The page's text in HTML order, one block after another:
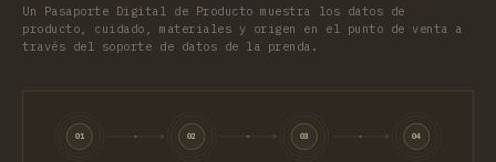
Un Pasaporte Digital de Producto muestra los datos de
producto, cuidado, materiales y origen en el punto de venta a
través del soporte de datos de la prenda.
01 02 03 04